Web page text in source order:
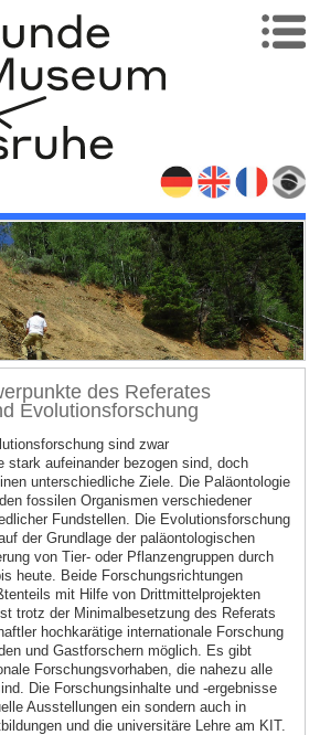
des Referates
Evolutionsforschung
sind zwar
stark aufeinander bezogen sind, doch
unterschiedliche Ziele. Die Paläontologie
fossilen Organismen verschiedener
Fundstellen. Die Evolutionsforschung
der Grundlage der paläontologischen
von Tier- oder Pflanzengruppen durch
heute. Beide Forschungsrichtungen
mit Hilfe von Drittmittelprojekten
trotz der Minimalbesetzung des Referats
hochkarätige internationale Forschung
und Gastforschern möglich. Es gibt
Forschungsvorhaben, die nahezu alle
Die Forschungsinhalte und -ergebnisse
Ausstellungen ein sondern auch in
und die universitäre Lehre am KIT.